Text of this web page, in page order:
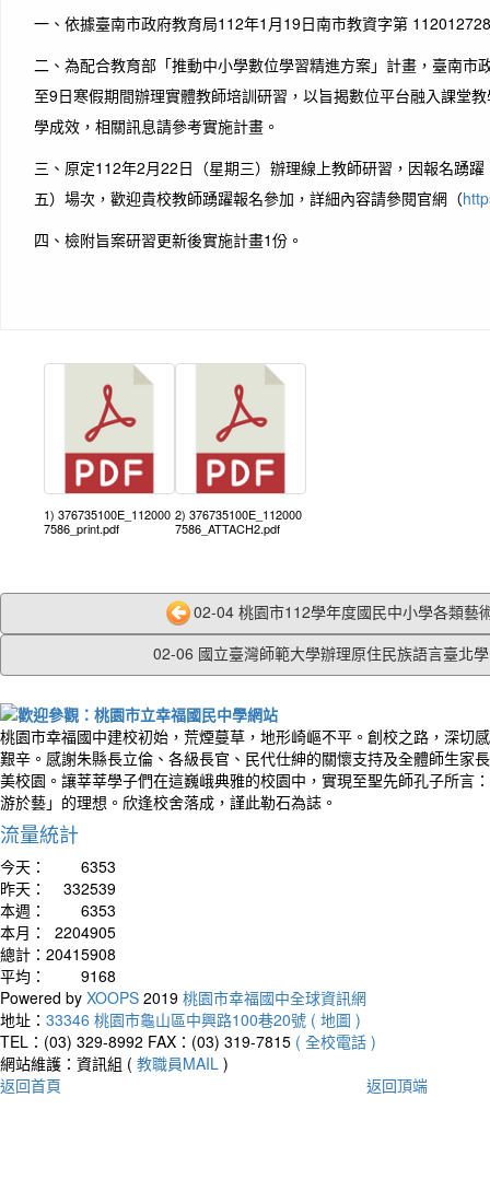
一、依據臺南市政府教育局112年1月19日南市教資字第
二、為配合教育部「推動中小學數位學習精進方案」計畫，臺南市
至9日寒假期間辦理實體教師培訓研習，以旨揭數位平台融入課堂
學成效，相關訊息請參考實施計畫。
三、原定112年2月22日（星期三）辦理線上教師研習，因報名踴
五）場次，歡迎貴校教師踴躍報名參加，詳細內容請參閱官網（
四、檢附旨案研習更新後實施計畫1份。
1) 376735100E_112000
7586_print.pdf
2) 376735100E_112000
7586_ATTACH2.pdf
02-04 桃園市112學年度國民中小學各類藝
02-06 國立臺灣師範大學辦理原住民族語言臺北
桃園市幸福國中建校初始，荒煙蔓草，地形崎嶇不平。創校之路，深切
艱辛。感謝朱縣長立倫、各級長官、民代仕紳的關懷支持及全體師生家
美校園。讓莘莘學子們在這巍峨典雅的校園中，實現至聖先師孔子所言
游於藝」的理想。欣逢校舍落成，謹此勒石為誌。
流量統計
今天：
6353
昨天：
332539
本週：
6353
本月：
2204905
總計： 20415908
平均：
9168
Powered by XOOPS 2019 桃園市幸福國中全球資訊網
地址： 33346 桃園市龜山區中興路100巷20號 ( 地圖 )
TEL：(03) 329-8992 FAX：(03) 319-7815 ( 全校電話 )
網站維護：資訊組 ( 教職員MAIL )
返回首頁
返回頂端